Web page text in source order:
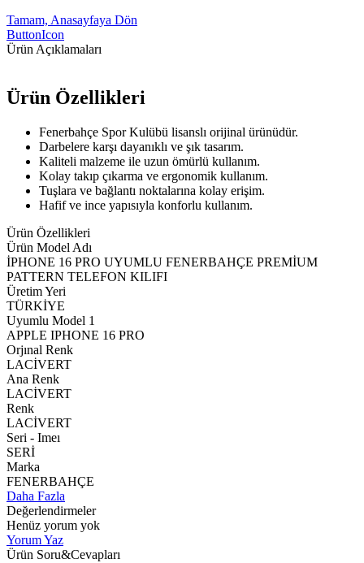
Tamam, Anasayfaya Dön
ButtonIcon
Ürün Açıklamaları
Ürün Özellikleri
Fenerbahçe Spor Kulübü lisanslı orijinal ürünüdür.
Darbelere karşı dayanıklı ve şık tasarım.
Kaliteli malzeme ile uzun ömürlü kullanım.
Kolay takıp çıkarma ve ergonomik kullanım.
Tuşlara ve bağlantı noktalarına kolay erişim.
Hafif ve ince yapısıyla konforlu kullanım.
Ürün Özellikleri
Ürün Model Adı
İPHONE 16 PRO UYUMLU FENERBAHÇE PREMİUM
PATTERN TELEFON KILIFI
Üretim Yeri
TÜRKİYE
Uyumlu Model 1
APPLE IPHONE 16 PRO
Orjınal Renk
LACİVERT
Ana Renk
LACİVERT
Renk
LACİVERT
Seri - Imeı
SERİ
Marka
FENERBAHÇE
Daha Fazla
Değerlendirmeler
Henüz yorum yok
Yorum Yaz
Ürün Soru&Cevapları